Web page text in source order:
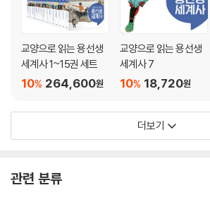
교양으로 읽는 용선생
세계사 1~15권 세트
264,600원
10%
교양으로 읽는 용선생
세계사 7
18,720원
10%
더보기
관련 분류